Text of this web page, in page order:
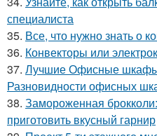
специалиста
35. Все, что нужно знать о
36. Конвекторы или
37. Лучшие Офисные шкафы
Разновидности офисных
38. Замороженная
приготовить вкусный гарнир